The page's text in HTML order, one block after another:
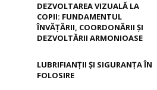
DEZVOLTAREA VIZUALĂ LA
COPII: FUNDAMENTUL
ÎNVĂȚĂRII, COORDONĂRII ȘI
DEZVOLTĂRII ARMONIOASE
LUBRIFIANȚII ȘI SIGURANȚA ÎN
FOLOSIRE